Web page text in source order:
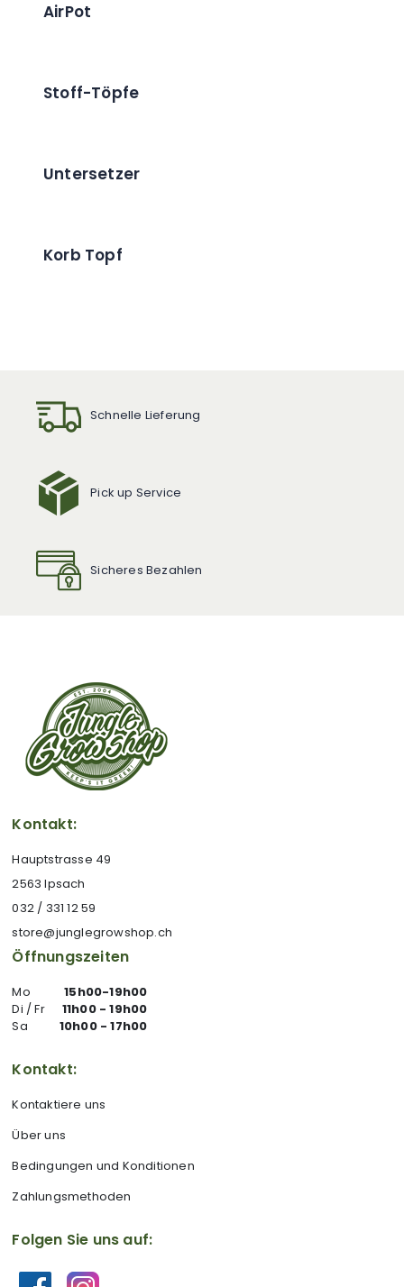
AirPot
Stoff-Töpfe
Untersetzer
Korb Topf
Schnelle Lieferung
Pick up Service
Sicheres Bezahlen
Kontakt:
Hauptstrasse 49
2563 Ipsach
032 / 331 12 59
store@junglegrowshop.ch
Öffnungszeiten
Mo
15h00-19h00
Di / Fr
11h00 - 19h00
Sa
10h00 - 17h00
Kontakt:
Kontaktiere uns
Über uns
Bedingungen und Konditionen
Zahlungsmethoden
Folgen Sie uns auf: